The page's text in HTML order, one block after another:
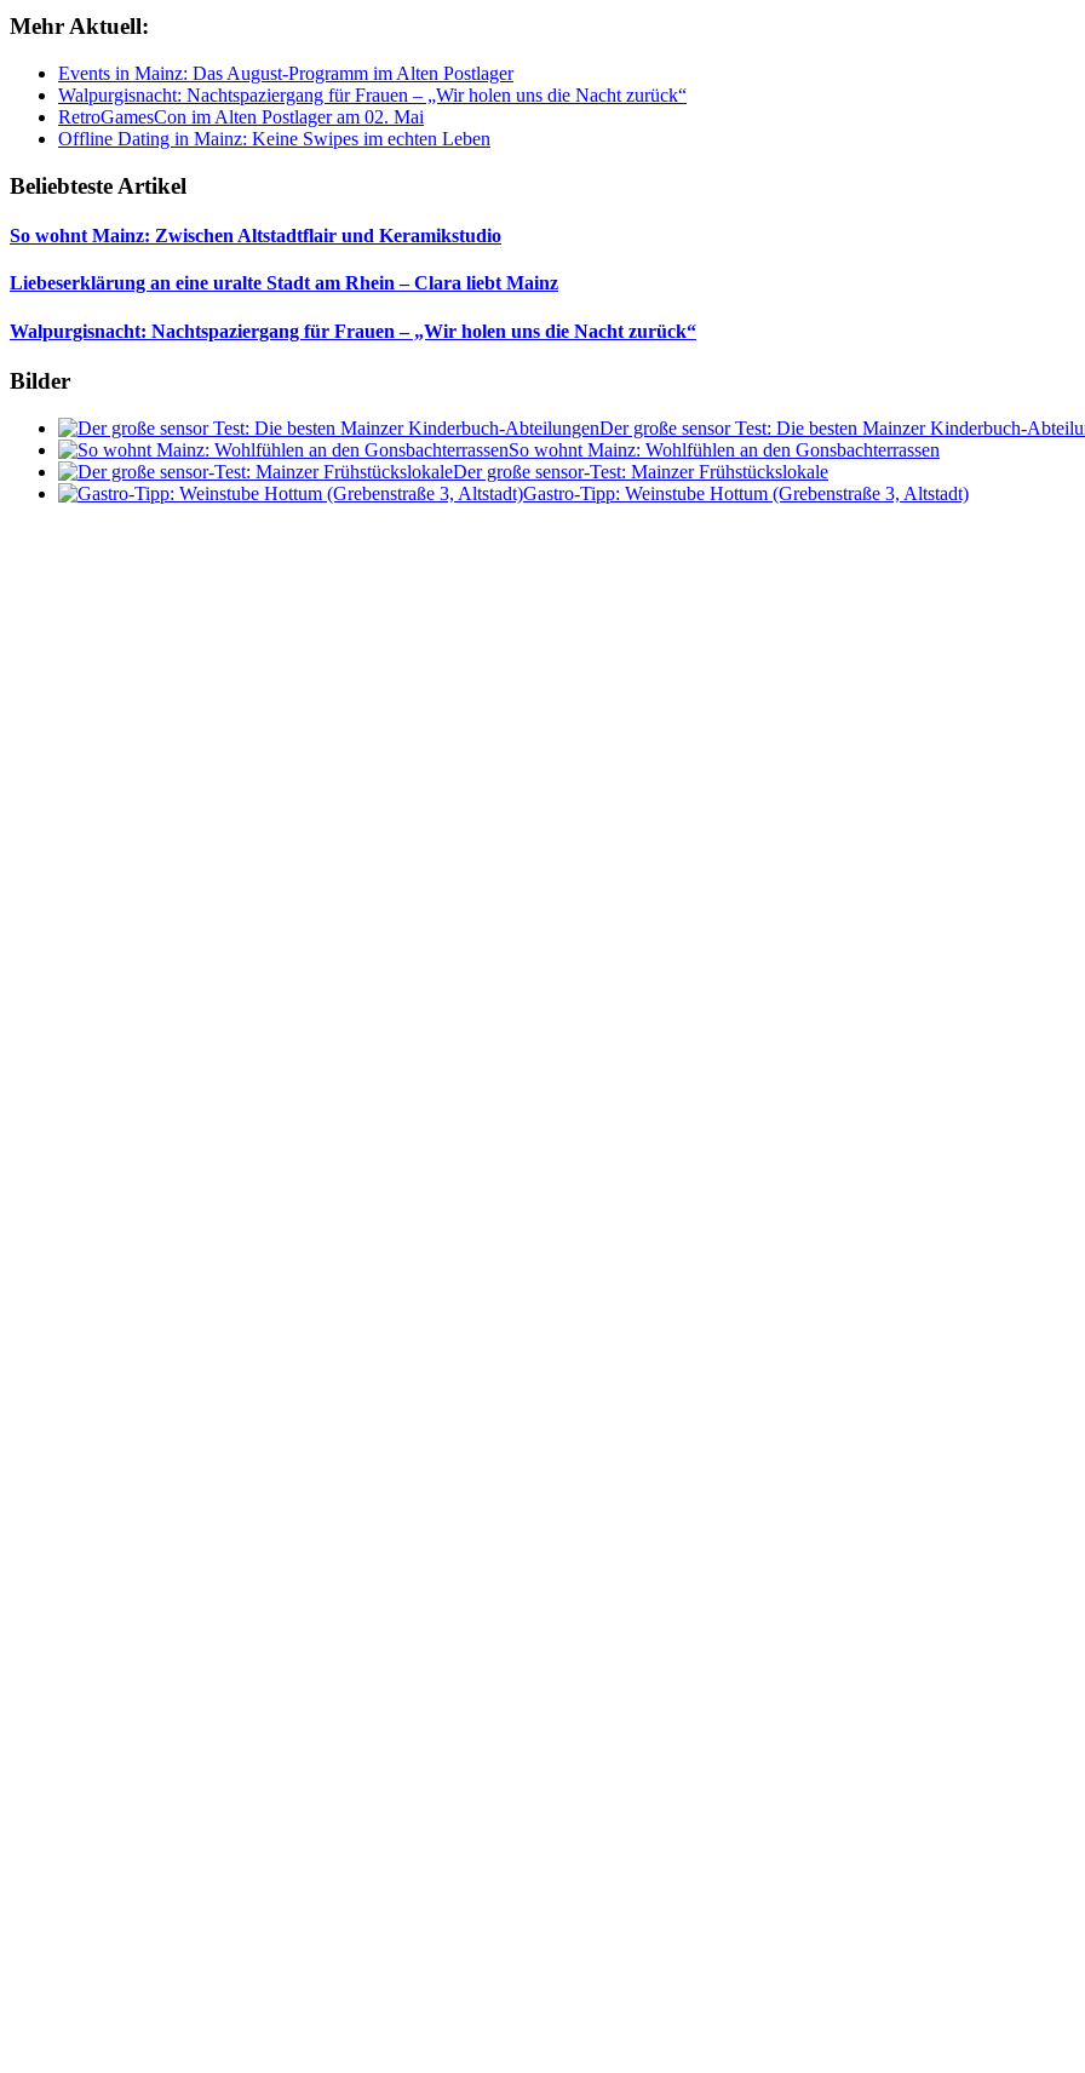
Mehr Aktuell:
Events in Mainz: Das August-Programm im Alten Postlager
Walpurgisnacht: Nachtspaziergang für Frauen – „Wir holen uns die Nacht zurück“
RetroGamesCon im Alten Postlager am 02. Mai
Offline Dating in Mainz: Keine Swipes im echten Leben
Beliebteste Artikel
So wohnt Mainz: Zwischen Altstadtflair und Keramikstudio
Liebeserklärung an eine uralte Stadt am Rhein – Clara liebt Mainz
Walpurgisnacht: Nachtspaziergang für Frauen – „Wir holen uns die Nacht zurück“
Bilder
Der große sensor Test: Die besten Mainzer Kinderbuch-
So wohnt Mainz: Wohlfühlen an den Gonsbachterrassen
Der große sensor-Test: Mainzer Frühstückslokale
Gastro-Tipp: Weinstube Hottum (Grebenstraße 3, Altstadt)